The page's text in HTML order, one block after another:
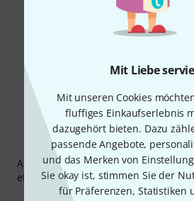
Mit Liebe
Mit unseren Cookies
fluffiges Einkaufserlebnis
dazugehört bieten. Dazu
passende Angebote,
und das Merken von
Sie okay ist, stimmen Sie der
für Präferenzen, Statistiken
Teilen Hilfe &
Thomann
Abonniere den Thomann
etwas Glück einen von50
Inspirierende Beiträge
Deals